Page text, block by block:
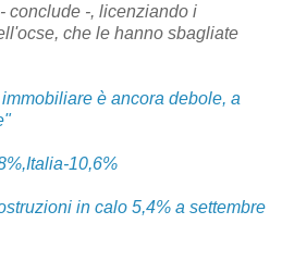
conclude -, licenziando i
che le hanno sbagliate
è ancora debole, a
10,6%
in calo 5,4% a settembre